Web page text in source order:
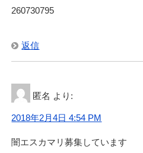
260730795
返信
匿名 より:
2018年2月4日 4:54 PM
闇エスカマリ募集しています